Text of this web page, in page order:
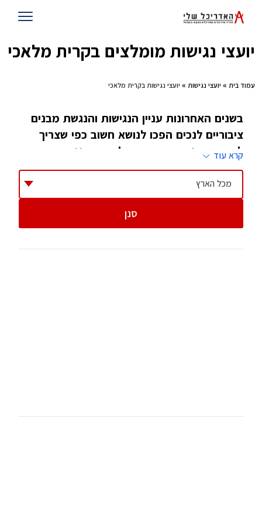
יועצי נגישות מומלצים בקרית מלאכי
עמוד בית » יועצי נגישות » יועצי נגישות בקרית מלאכי
בשנים האחרונות עניין הנגישות והנגשת מבנים
ציבוריים לנכים הפכו לנושא חשוב כפי שצריך
להיות. מבני ציבור חייבים להיות מונגשים ברמה
גבוהה ביותר לכל אדם במדינת ישראל
החל מאוגוסט 2009, התקנות מחייבות שהגשת
בקשה להיתר לכל מבנה ציבורי או מסחרי, חייבת
(מעל 6 קומות) מחוייבים לבדיקה ואישור שכזה. זה
קרא עוד
מכל הארץ
סנן